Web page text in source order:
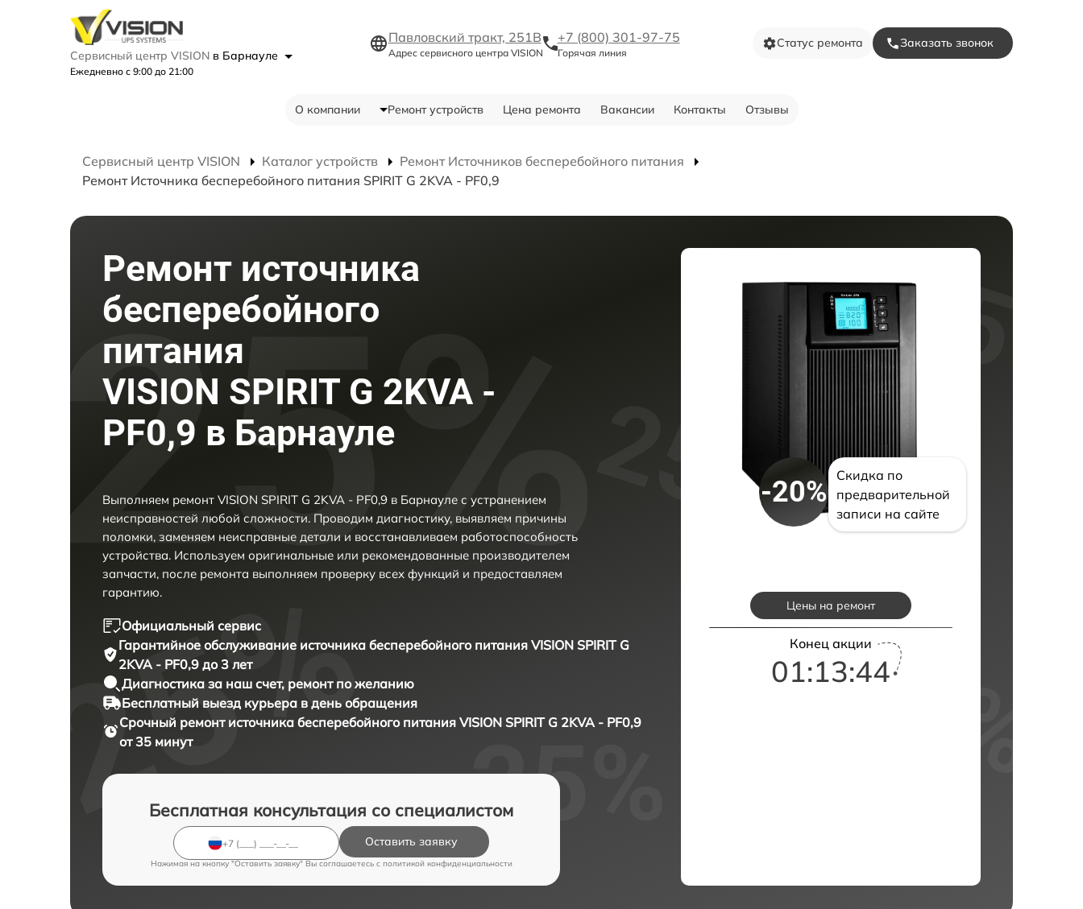
Сервисный центр VISION в Барнауле
Ежедневно с 9:00 до 21:00
Павловский тракт, 251В
Адрес сервисного центра VISION
+7 (800) 301-97-75
Горячая линия
Статус ремонта Заказать звонок
О компании Ремонт устройств Цена ремонта Вакансии Контакты Отзывы
Сервисный центр VISION Каталог устройств
Ремонт Источников бесперебойного питания
Ремонт Источника бесперебойного питания SPIRIT G 2KVA - PF0,9
Ремонт источника
бесперебойного
питания
VISION SPIRIT G 2KVA -
PF0,9 в Барнауле
Выполняем ремонт VISION SPIRIT G 2KVA - PF0,9 в Барнауле с устранением
неисправностей любой сложности. Проводим диагностику, выявляем причины
поломки, заменяем неисправные детали и восстанавливаем работоспособность
устройства. Используем оригинальные или рекомендованные производителем
запчасти, после ремонта выполняем проверку всех функций и предоставляем
гарантию.
Официальный сервис
Гарантийное обслуживание источника бесперебойного питания VISION SPIRIT G
2KVA - PF0,9 до 3 лет
Диагностика за наш счет, ремонт по желанию
Бесплатный выезд курьера в день обращения
Срочный ремонт источника бесперебойного питания VISION SPIRIT G 2KVA - PF0,9
от 35 минут
Бесплатная консультация со специалистом
Оставить заявку
Нажимая на кнопку "Оставить заявку" Вы соглашаетесь c политикой конфиденциальности
-20%
Скидка по
предварительной
записи на сайте
Цены на ремонт
Конец акции
01:13:42